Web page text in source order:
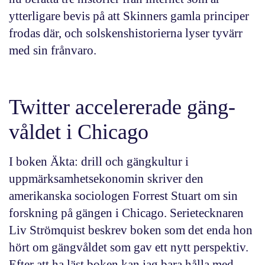
ytterligare bevis på att Skinners gamla principer
frodas där, och solskenshistorierna lyser tyvärr
med sin frånvaro.
Twitter accelererade gäng­
våldet i Chicago
I boken Äkta: drill och gängkultur i
uppmärksamhetsekonomin skriver den
amerikanska sociologen Forrest Stuart om sin
forskning på gängen i Chicago. Serietecknaren
Liv Strömquist beskrev boken som det enda hon
hört om gängvåldet som gav ett nytt perspektiv.